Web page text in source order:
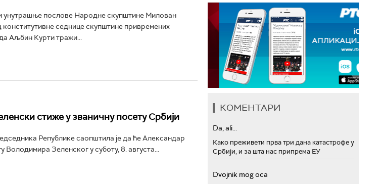
послове Народне скупштине Милован
седнице скупштине привремених
Аљбин Курти тражи...
стиже у званичну посету Србији
Републике саопштила је да ће Александар
Володимира Зеленског у суботу, 8. августа...
КОМЕНТАРИ
Da, ali...
Како преживети прва три дана катастрофе у
Србији, и за шта нас припрема ЕУ
Dvojnik mog oca